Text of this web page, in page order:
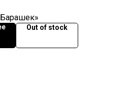
Out of stock